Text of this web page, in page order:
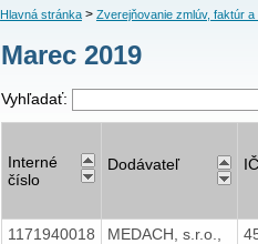
Hlavná stránka> Zverejňovanie zmlúv, faktúr a
Marec 2019
Vyhľadať:
Interné
číslo
Dodávateľ
1171940018
MEDACH, s.r.o.,